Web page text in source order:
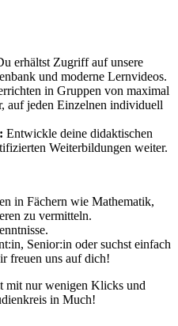
erhältst Zugriff auf unsere
und moderne Lernvideos.
in Gruppen von maximal
auf jeden Einzelnen individuell
Entwickle deine didaktischen
Weiterbildungen weiter.
in Fächern wie Mathematik,
zu vermitteln.
Senior:in oder suchst einfach
freuen uns auf dich!
mit nur wenigen Klicks und
in Much!